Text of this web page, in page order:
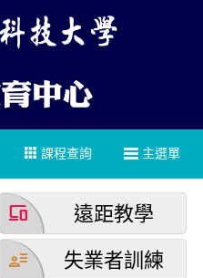
主選單
課程查詢
devices 遠距教學
user_attributes 失業者訓練